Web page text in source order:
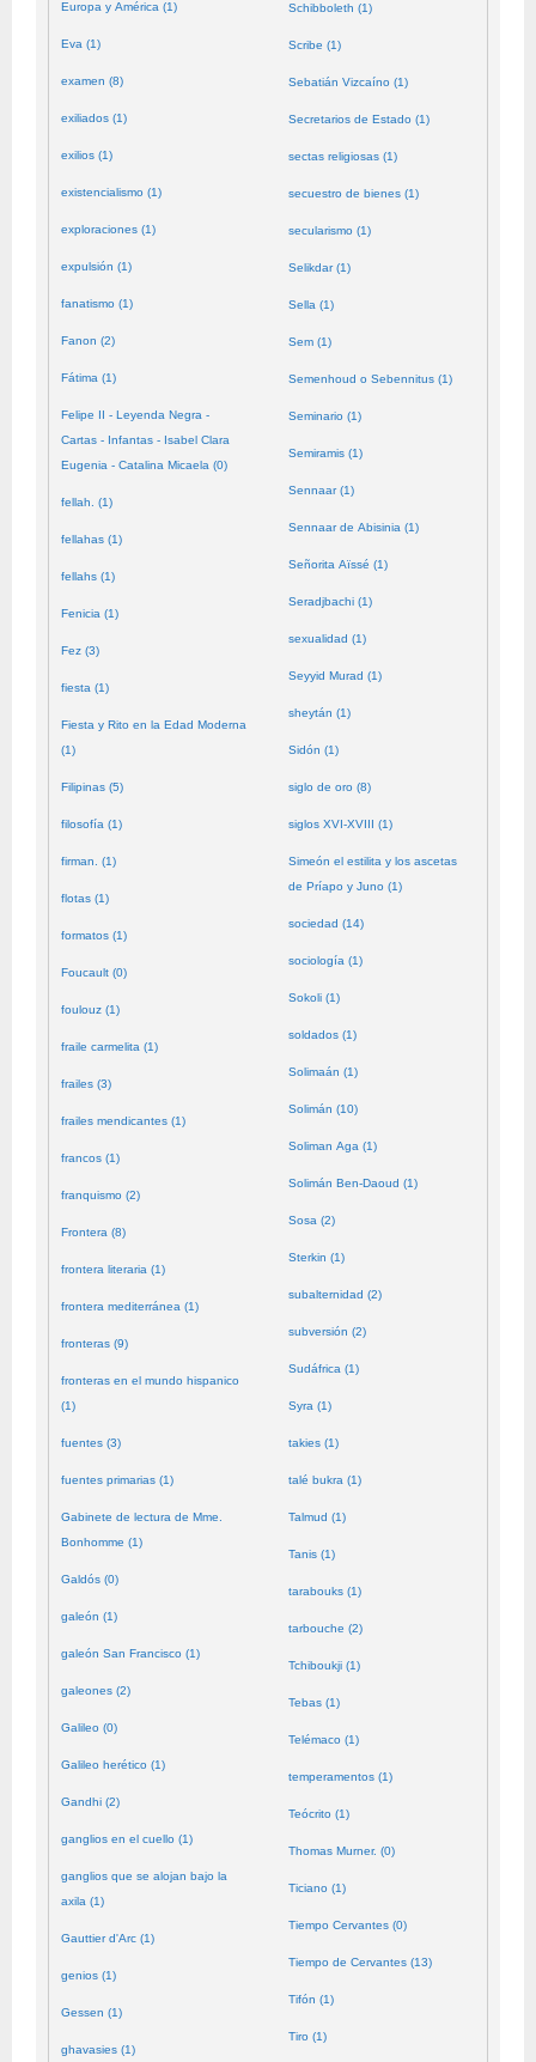
Europa y América (1)
Eva (1)
examen (8)
exiliados (1)
exilios (1)
existencialismo (1)
exploraciones (1)
expulsión (1)
fanatismo (1)
Fanon (2)
Fátima (1)
Felipe II - Leyenda Negra -
Cartas - Infantas - Isabel Clara
Eugenia - Catalina Micaela (0)
fellah. (1)
fellahas (1)
fellahs (1)
Fenicia (1)
Fez (3)
fiesta (1)
Fiesta y Rito en la Edad Moderna
(1)
Filipinas (5)
filosofía (1)
firman. (1)
flotas (1)
formatos (1)
Foucault (0)
foulouz (1)
fraile carmelita (1)
frailes (3)
frailes mendicantes (1)
francos (1)
franquismo (2)
Frontera (8)
frontera literaria (1)
frontera mediterránea (1)
fronteras (9)
fronteras en el mundo hispanico
(1)
fuentes (3)
fuentes primarias (1)
Gabinete de lectura de Mme.
Bonhomme (1)
Galdós (0)
galeón (1)
galeón San Francisco (1)
galeones (2)
Galileo (0)
Galileo herético (1)
Gandhi (2)
ganglios en el cuello (1)
ganglios que se alojan bajo la
axila (1)
Gauttier d'Arc (1)
genios (1)
Gessen (1)
ghavasies (1)
Schibboleth (1)
Scribe (1)
Sebatián Vizcaíno (1)
Secretarios de Estado (1)
sectas religiosas (1)
secuestro de bienes (1)
secularismo (1)
Selikdar (1)
Sella (1)
Sem (1)
Semenhoud o Sebennitus (1)
Seminario (1)
Semiramis (1)
Sennaar (1)
Sennaar de Abisinia (1)
Señorita Aïssé (1)
Seradjbachi (1)
sexualidad (1)
Seyyid Murad (1)
sheytán (1)
Sidón (1)
siglo de oro (8)
siglos XVI-XVIII (1)
Simeón el estilita y los ascetas
de Príapo y Juno (1)
sociedad (14)
sociología (1)
Sokoli (1)
soldados (1)
Solimaán (1)
Solimán (10)
Soliman Aga (1)
Solimán Ben-Daoud (1)
Sosa (2)
Sterkin (1)
subalternidad (2)
subversión (2)
Sudáfrica (1)
Syra (1)
takies (1)
talé bukra (1)
Talmud (1)
Tanis (1)
tarabouks (1)
tarbouche (2)
Tchiboukji (1)
Tebas (1)
Telémaco (1)
temperamentos (1)
Teócrito (1)
Thomas Murner. (0)
Ticiano (1)
Tiempo Cervantes (0)
Tiempo de Cervantes (13)
Tifón (1)
Tiro (1)